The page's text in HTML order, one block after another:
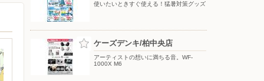
使いたいときすぐ使える！猛暑対策グッズ
ケーズデンキ/柏中央店
アーティストの想いに満ちる音。WF-
1000X M6